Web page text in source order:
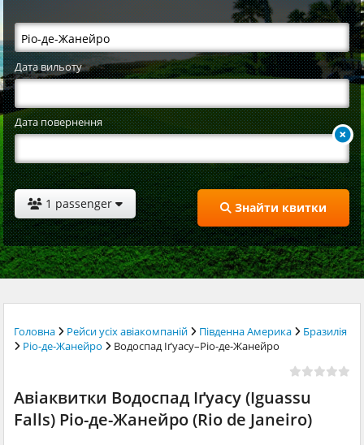
Дата вильоту
Дата повернення
1 passenger Знайти квитки
Головна Рейси усіх авіакомпаній Південна Америка
Бразилія
Ріо-де-Жанейро
Водоспад Іґуасу–Ріо-де-Жанейро
Авіаквитки Водоспад Іґуасу (Iguassu
Falls) Ріо-де-Жанейро (Rio de Janeiro)